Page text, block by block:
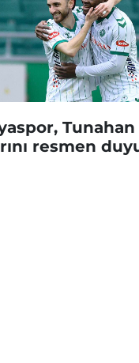
Tunahan
resmen